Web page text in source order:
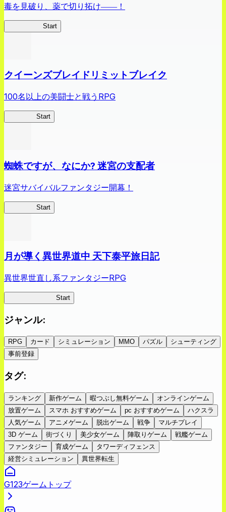
毒を見破り、薬で切り拓け――！
Start
クイーンズブレイドリミットブレイク
100名以上の美闘士と戦うRPG
Start
蜘蛛ですが、なにか? 迷宮の支配者
迷宮サバイバルファンタジー開幕！
Start
月が導く異世界道中 天下泰平旅日記
異世界世直し系ファンタジーRPG
Start
ジャンル:
RPG カード シミュレーション MMO パズル
シューティング
事前登録
タグ:
ランキング 新作ゲーム 暇つぶし無料ゲーム
オンラインゲーム
放置ゲーム
スマホ おすすめゲーム pc おすすめゲーム
ハクスラ
人気ゲーム
アニメゲーム 脱出ゲーム 戦争
マルチプレイ
3D ゲーム
街づくり 美少女ゲーム 陣取りゲーム
戦艦ゲーム
ファンタジー
育成ゲーム
タワーディフェンス
経営シミュレーション
異世界転生
G123ゲームトップ